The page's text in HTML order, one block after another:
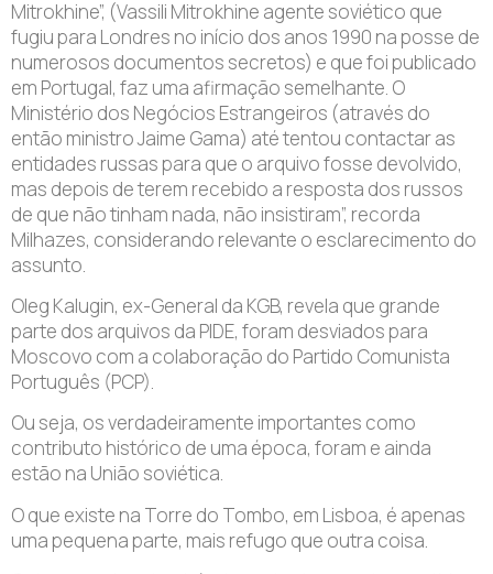
Mitrokhine”, (Vassili Mitrokhine agente soviético que
fugiu para Londres no início dos anos 1990 na posse de
numerosos documentos secretos) e que foi publicado
em Portugal, faz uma afirmação semelhante. O
Ministério dos Negócios Estrangeiros (através do
então ministro Jaime Gama) até tentou contactar as
entidades russas para que o arquivo fosse devolvido,
mas depois de terem recebido a resposta dos russos
de que não tinham nada, não insistiram”, recorda
Milhazes, considerando relevante o esclarecimento do
assunto.
Oleg Kalugin, ex-General da KGB, revela que grande
parte dos arquivos da PIDE, foram desviados para
Moscovo com a colaboração do Partido Comunista
Português (PCP).
Ou seja, os verdadeiramente importantes como
contributo histórico de uma época, foram e ainda
estão na União soviética.
O que existe na Torre do Tombo, em Lisboa, é apenas
uma pequena parte, mais refugo que outra coisa.